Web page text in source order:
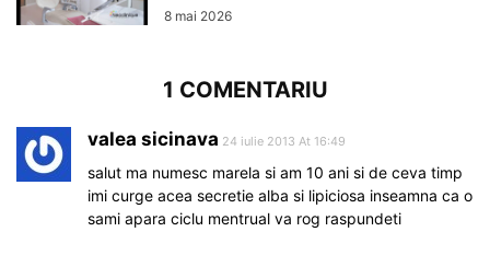
8 mai 2026
1 COMENTARIU
valea sicinava 24 iulie 2013 At 16:49
salut ma numesc marela si am 10 ani si de ceva timp
imi curge acea secretie alba si lipiciosa inseamna ca o
sami apara ciclu mentrual va rog raspundeti